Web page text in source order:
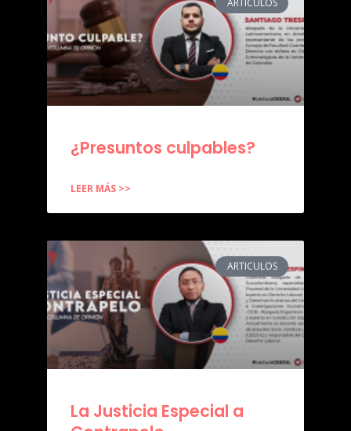
ARTICULOS
¿Presuntos culpables?
LEER MÁS >>
ARTICULOS
La Justicia Especial a